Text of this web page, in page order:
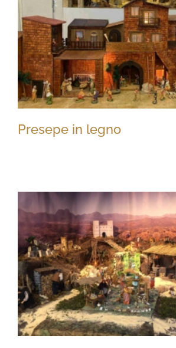
Presepe in legno
Presepe in legno